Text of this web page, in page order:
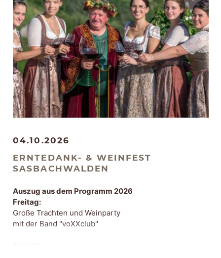
Blumenwägen, im Anschluss Stimmungsmusik im
Festzelt
weitere Programmpunkte und Informationen
04.10.2026
ERNTEDANK- & WEINFEST
SASBACHWALDEN
Auszug aus dem Programm 2026
Freitag:
Große Trachten und Weinparty
mit der Band "voXXclub"